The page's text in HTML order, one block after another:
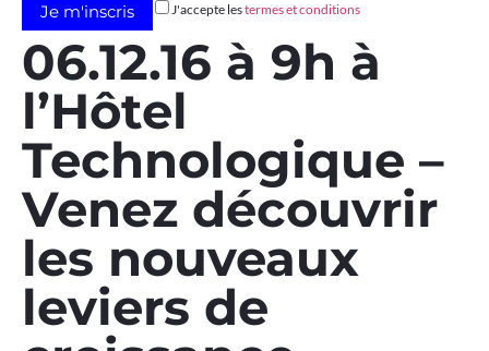
J'accepte lestermes et conditions
06.12.16 à 9h à
l’Hôtel
Technologique –
Venez découvrir
les nouveaux
leviers de